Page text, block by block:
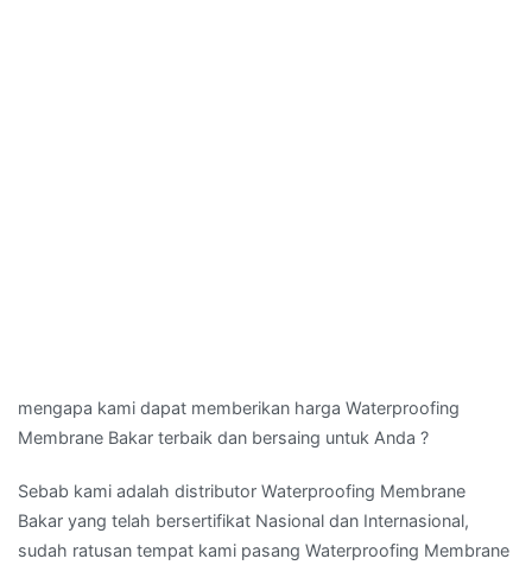
mengapa kami dapat memberikan harga Waterproofing
Membrane Bakar terbaik dan bersaing untuk Anda ?
Sebab kami adalah distributor Waterproofing Membrane
Bakar yang telah bersertifikat Nasional dan Internasional,
sudah ratusan tempat kami pasang Waterproofing Membrane